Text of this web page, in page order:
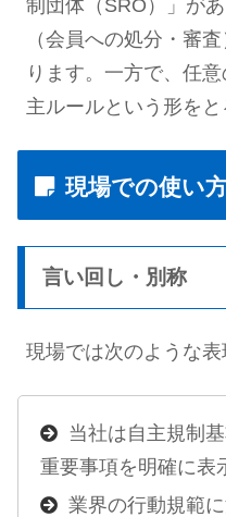
制団体（SRO）」が
（会員への処分・審
ります。一方で、任
主ルールという形をと
現場での使い
言い回し・別称
現場では次のような表
当社は自主規制
重要事項を明確に表
業界の行動規範